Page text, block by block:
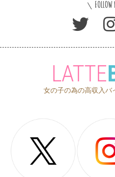
LATTE
女の子の為の高収入バ